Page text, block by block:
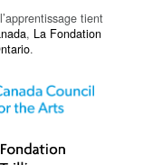
tient
, La Fondation
.